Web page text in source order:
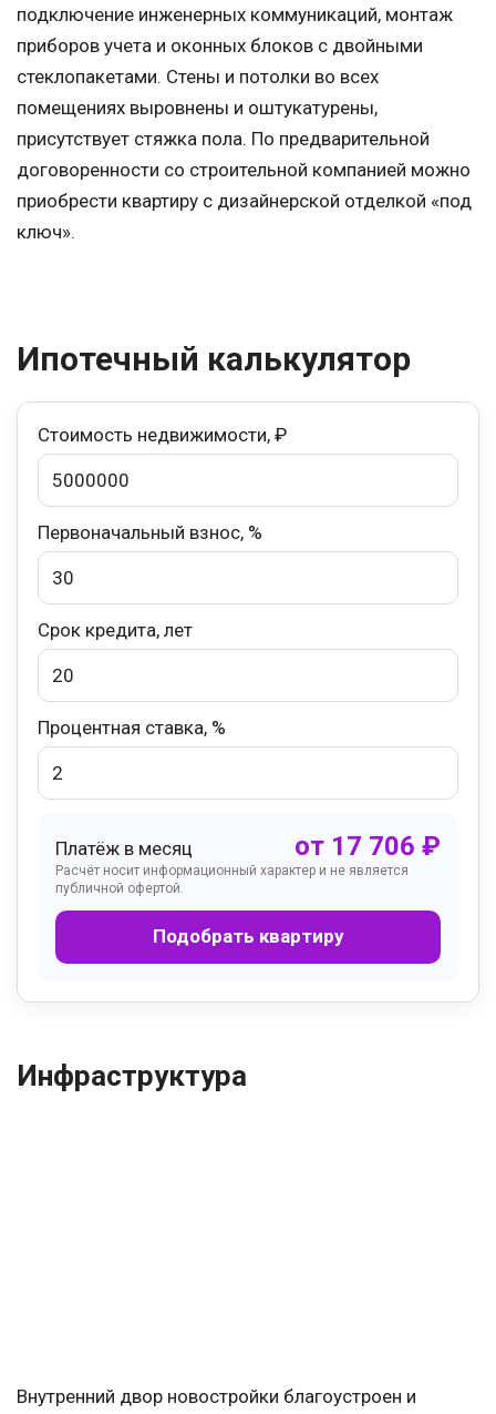
подключение инженерных коммуникаций, монтаж
приборов учета и оконных блоков с двойными
стеклопакетами. Стены и потолки во всех
помещениях выровнены и оштукатурены,
присутствует стяжка пола. По предварительной
договоренности со строительной компанией можно
приобрести квартиру с дизайнерской отделкой «под
ключ».
Ипотечный калькулятор
Стоимость недвижимости, ₽
Первоначальный взнос, %
Срок кредита, лет
Процентная ставка, %
Платёж в месяц от 17 706 ₽
Расчёт носит информационный характер и не является
публичной офертой.
Подобрать квартиру
Инфраструктура
Внутренний двор новостройки благоустроен и